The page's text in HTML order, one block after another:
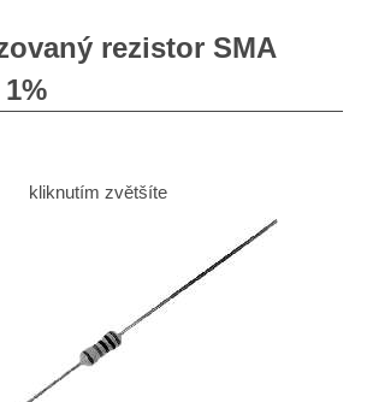
rezistor SMA
kliknutím zvětšíte